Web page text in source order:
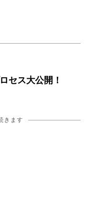
セス大公開！
きます